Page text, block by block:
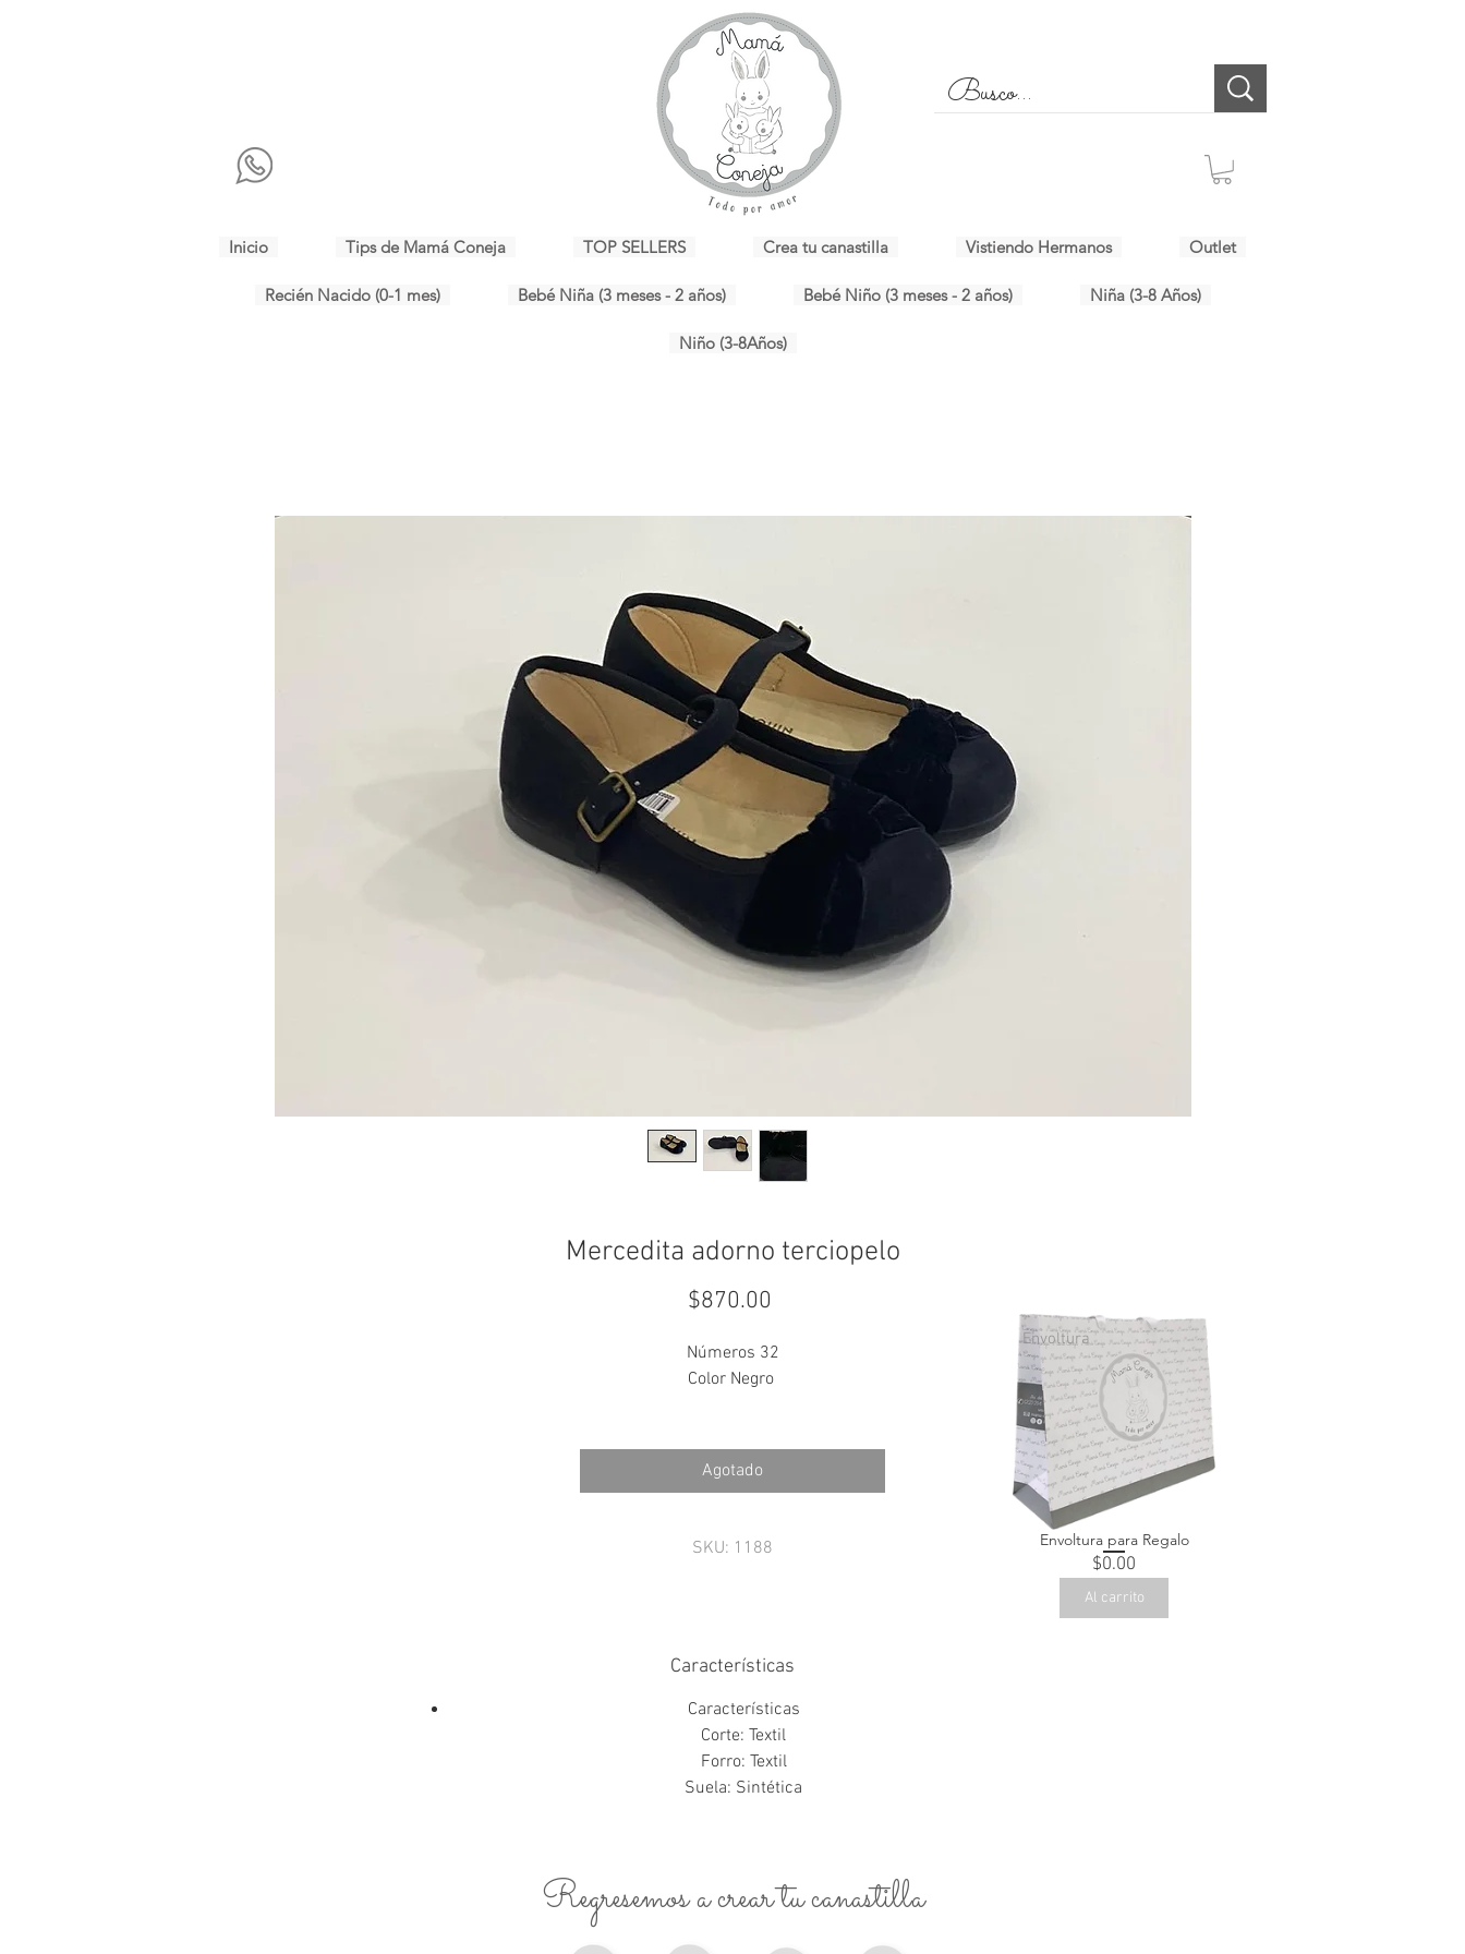
Inicio Tips de Mamá Coneja TOP SELLERS Crea tu canastilla Vistiendo Hermanos Outlet
Recién Nacido (0-1 mes) Bebé Niña (3 meses - 2 años) Bebé Niño (3 meses - 2 años) Niña (3-8 Años)
Niño (3-8Años)
Mercedita adorno terciopelo
$870.00
Números 32
Color Negro
Agotado
SKU: 1188
Características
Características
Corte: Textil
Forro: Textil
Suela: Sintética
Envoltura
Envoltura para Regalo
$0.00
Al carrito
Regresemos a crear tu canastilla